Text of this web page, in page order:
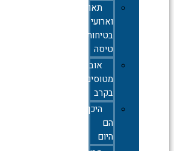
תאונות
וארועי
בטיחות
טיסה
אובדן
מטוסים
בקרב
היכן
הם
היום